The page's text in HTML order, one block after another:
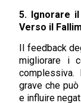
5. Ignorare
Verso il
Il feedback
migliorare i
complessiva.
grave che
e influire